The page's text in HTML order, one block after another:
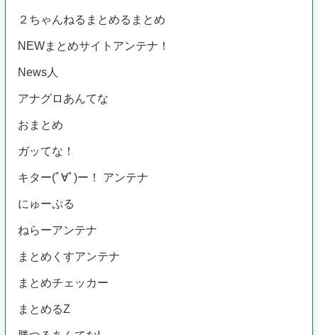
２ちゃんねるまとめるまとめ
NEWまとめサイトアンテナ！
News人
アナグロあんてな
おまとめ
ガッてな！
キター(ﾟ∀ﾟ)ー！ アンテナ
にゅーぷる
ねらーアンテナ
まとめくすアンテナ
まとめチェッカー
まとめるZ